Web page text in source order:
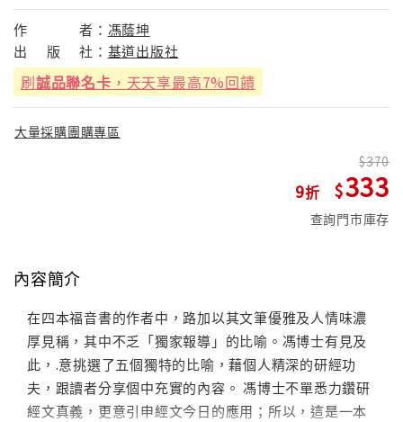
作 者： 馮蔭坤
出
版 社： 基道出版社
刷誠品聯名卡 ，天天享最高7%回饋
大量採購團購專區
9
370
333
查詢門市庫存
內容簡介
在四本福音書的作者中，路加以其文筆優雅及人情味濃
厚見稱，其中不乏「獨家報導」的比喻。馮博士有見及
此，.意挑選了五個獨特的比喻，藉個人精深的研經功
夫，跟讀者分享個中充實的內容。 馮博士不單悉力鑽研
經文真義，更意引申經文今日的應用；所以，這是一本